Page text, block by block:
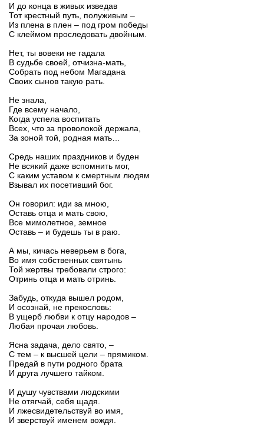
И до конца в живых изведав
Тот крестный путь, полуживым –
Из плена в плен – под гром победы
С клеймом проследовать двойным.
Нет, ты вовеки не гадала
В судьбе своей, отчизна-мать,
Собрать под небом Магадана
Своих сынов такую рать.
Не знала,
Где всему начало,
Когда успела воспитать
Всех, что за проволокой держала,
За зоной той, родная мать…
Средь наших праздников и буден
Не всякий даже вспомнить мог,
С каким уставом к смертным людям
Взывал их посетивший бог.
Он говорил: иди за мною,
Оставь отца и мать свою,
Все мимолетное, земное
Оставь – и будешь ты в раю.
А мы, кичась неверьем в бога,
Во имя собственных святынь
Той жертвы требовали строго:
Отринь отца и мать отринь.
Забудь, откуда вышел родом,
И осознай, не прекословь:
В ущерб любви к отцу народов –
Любая прочая любовь.
Ясна задача, дело свято, –
С тем – к высшей цели – прямиком.
Предай в пути родного брата
И друга лучшего тайком.
И душу чувствами людскими
Не отягчай, себя щадя.
И лжесвидетельствуй во имя,
И зверствуй именем вождя.